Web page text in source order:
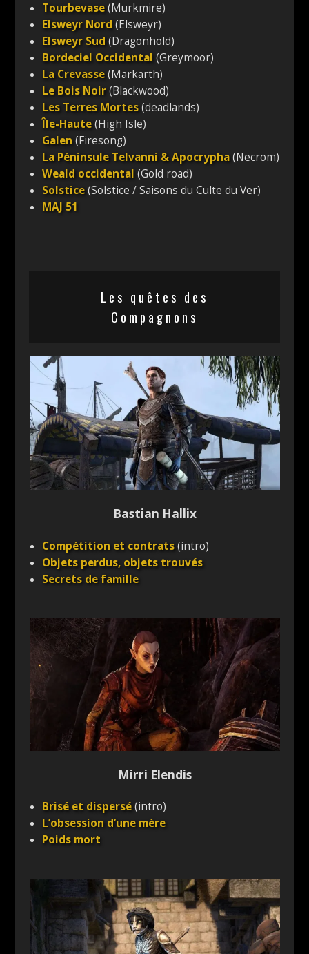
Tourbevase(Murkmire)
Elsweyr Nord (Elsweyr)
Elsweyr Sud (Dragonhold)
Bordeciel Occidental (Greymoor)
La Crevasse(Markarth)
Le Bois Noir(Blackwood)
Les Terres Mortes(deadlands)
Île-Haute(High Isle)
Galen (Firesong)
La Péninsule Telvanni & Apocrypha(Necrom)
Weald occidental (Gold road)
Solstice(Solstice / Saisons du Culte du Ver)
MAJ 51
Les quêtes des
Compagnons
Bastian Hallix
Compétition et contrats(intro)
Objets perdus, objets trouvés
Secrets de famille
Mirri Elendis
Brisé et dispersé(intro)
L’obsession d’une mère
Poids mort